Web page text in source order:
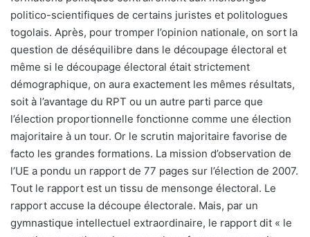
politico-scientifiques de certains juristes et politologues
togolais. Après, pour tromper l’opinion nationale, on sort la
question de déséquilibre dans le découpage électoral et
même si le découpage électoral était strictement
démographique, on aura exactement les mêmes résultats,
soit à l’avantage du RPT ou un autre parti parce que
l’élection proportionnelle fonctionne comme une élection
majoritaire à un tour. Or le scrutin majoritaire favorise de
facto les grandes formations. La mission d’observation de
l’UE a pondu un rapport de 77 pages sur l’élection de 2007.
Tout le rapport est un tissu de mensonge électoral. Le
rapport accuse la découpe électorale. Mais, par un
gymnastique intellectuel extraordinaire, le rapport dit « le